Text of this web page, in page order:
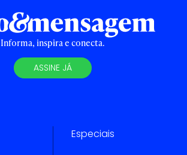
Informa, inspira e conecta.
ASSINE JÁ
Especiais